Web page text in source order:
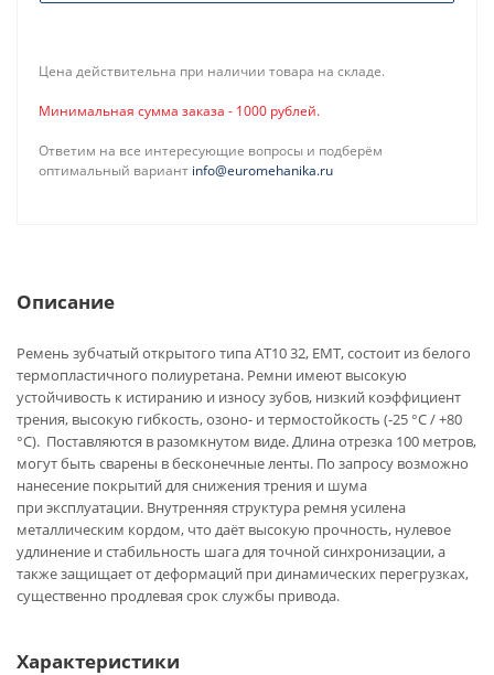
Цена действительна при наличии товара на складе.
Минимальная сумма заказа - 1000 рублей.
Ответим на все интересующие вопросы и подберём
оптимальный вариант info@euromehanika.ru
Описание
Ремень зубчатый открытого типа AT10 32, ЕМТ, состоит из белого
термопластичного полиуретана. Ремни имеют высокую
устойчивость к истиранию и износу зубов, низкий коэффициент
трения, высокую гибкость, озоно- и термостойкость (-25 °C / +80
°C). Поставляются в разомкнутом виде. Длина отрезка 100 метров,
могут быть сварены в бесконечные ленты. По запросу возможно
нанесение покрытий для снижения трения и шума
при эксплуатации. Внутренняя структура ремня усилена
металлическим кордом, что даёт высокую прочность, нулевое
удлинение и стабильность шага для точной синхронизации, а
также защищает от деформаций при динамических перегрузках,
существенно продлевая срок службы привода.
Характеристики